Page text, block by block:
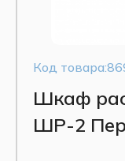
Код
Шкаф
ШР-2